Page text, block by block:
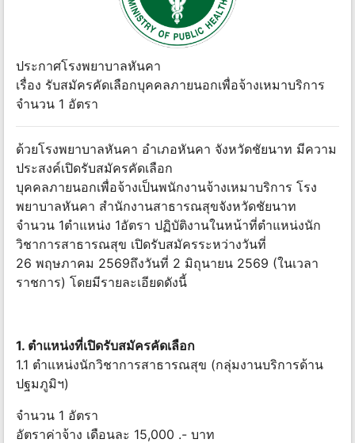
ประกาศโรงพยาบาลหันคา
เรื่อง รับสมัครคัดเลือกบุคคลภายนอกเพื่อจ้างเหมาบริการ
จำนวน 1 อัตรา
ด้วยโรงพยาบาลหันคา อำเภอหันคา จังหวัดชัยนาท มีความ
ประสงค์เปิดรับสมัครคัดเลือก
บุคคลภายนอกเพื่อจ้างเป็นพนักงานจ้างเหมาบริการ โรง
พยาบาลหันคา สำนักงานสาธารณสุขจังหวัดชัยนาท
จำนวน 1ตำแหน่ง 1อัตรา ปฏิบัติงานในหน้าที่ตำแหน่งนัก
วิชาการสาธารณสุข เปิดรับสมัครระหว่างวันที่
26 พฤษภาคม 2569ถึงวันที่ 2 มิถุนายน 2569 (ในเวลา
ราชการ) โดยมีรายละเอียดดังนี้
1. ตำแหน่งที่เปิดรับสมัครคัดเลือก
1.1 ตำแหน่งนักวิชาการสาธารณสุข (กลุ่มงานบริการด้าน
ปฐมภูมิฯ)
จำนวน 1 อัตรา
อัตราค่าจ้าง เดือนละ 15,000 .- บาท